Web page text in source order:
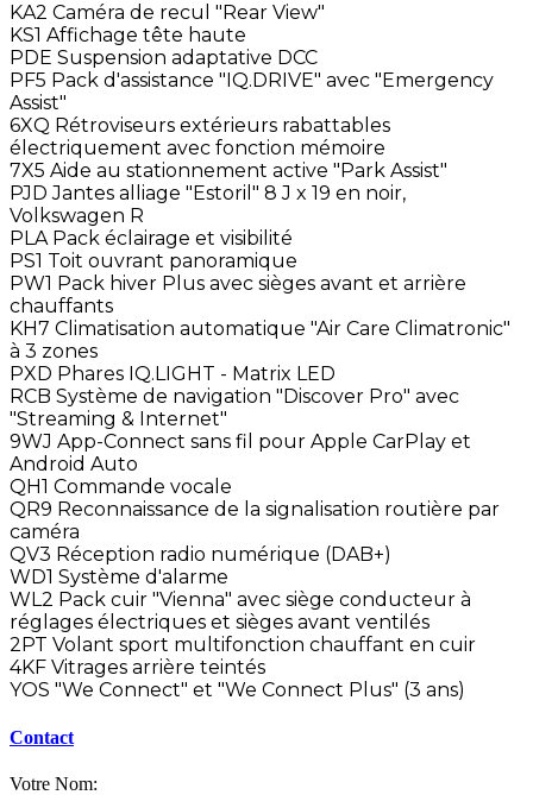
KA2 Caméra de recul "Rear View"
KS1 Affichage tête haute
PDE Suspension adaptative DCC
PF5 Pack d'assistance "IQ.DRIVE" avec "Emergency
Assist"
6XQ Rétroviseurs extérieurs rabattables
électriquement avec fonction mémoire
7X5 Aide au stationnement active "Park Assist"
PJD Jantes alliage "Estoril" 8 J x 19 en noir,
Volkswagen R
PLA Pack éclairage et visibilité
PS1 Toit ouvrant panoramique
PW1 Pack hiver Plus avec sièges avant et arrière
chauffants
KH7 Climatisation automatique "Air Care Climatronic"
à 3 zones
PXD Phares IQ.LIGHT - Matrix LED
RCB Système de navigation "Discover Pro" avec
"Streaming & Internet"
9WJ App-Connect sans fil pour Apple CarPlay et
Android Auto
QH1 Commande vocale
QR9 Reconnaissance de la signalisation routière par
caméra
QV3 Réception radio numérique (DAB+)
WD1 Système d'alarme
WL2 Pack cuir "Vienna" avec siège conducteur à
réglages électriques et sièges avant ventilés
2PT Volant sport multifonction chauffant en cuir
4KF Vitrages arrière teintés
YOS "We Connect" et "We Connect Plus" (3 ans)
Contact
Votre Nom: